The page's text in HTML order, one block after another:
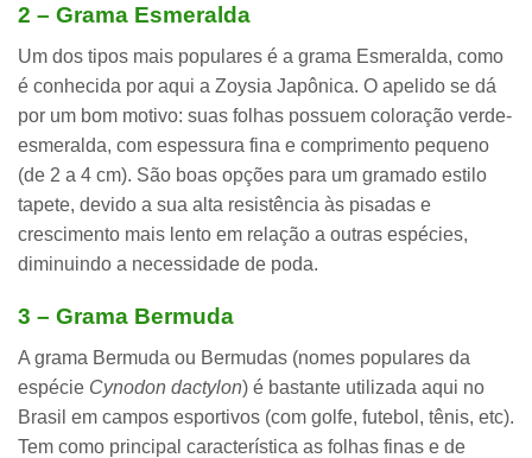
2 – Grama Esmeralda
Um dos tipos mais populares é a grama Esmeralda, como
é conhecida por aqui a Zoysia Japônica. O apelido se dá
por um bom motivo: suas folhas possuem coloração verde-
esmeralda, com espessura fina e comprimento pequeno
(de 2 a 4 cm). São boas opções para um gramado estilo
tapete, devido a sua alta resistência às pisadas e
crescimento mais lento em relação a outras espécies,
diminuindo a necessidade de poda.
3 – Grama Bermuda
A grama Bermuda ou Bermudas (nomes populares da
espécie Cynodon dactylon) é bastante utilizada aqui no
Brasil em campos esportivos (com golfe, futebol, tênis, etc).
Tem como principal característica as folhas finas e de